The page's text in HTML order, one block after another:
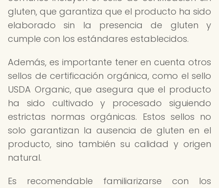
gluten, que garantiza que el producto ha sido
elaborado sin la presencia de gluten y
cumple con los estándares establecidos.
Además, es importante tener en cuenta otros
sellos de certificación orgánica, como el sello
USDA Organic, que asegura que el producto
ha sido cultivado y procesado siguiendo
estrictas normas orgánicas. Estos sellos no
solo garantizan la ausencia de gluten en el
producto, sino también su calidad y origen
natural.
Es recomendable familiarizarse con los